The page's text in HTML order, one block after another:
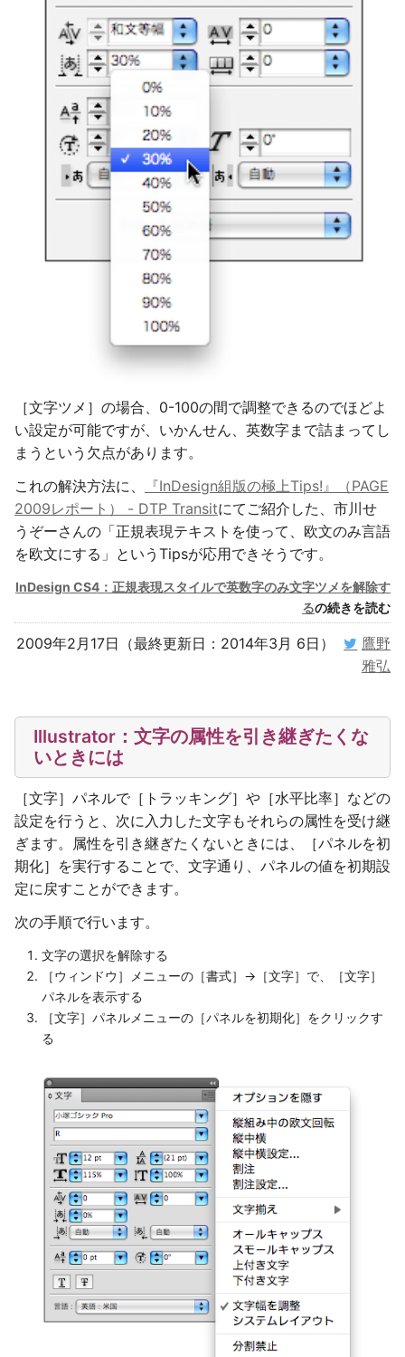
［文字ツメ］の場合、0-100の間で調整できるのでほどよ
い設定が可能ですが、いかんせん、英数字まで詰まってし
まうという欠点があります。
これの解決方法に、
『InDesign組版の極上Tips!』（PAGE
2009レポート） - DTP Transitにてご紹介した、市川せ
うぞーさんの「正規表現テキストを使って、欧文のみ言語
を欧文にする」というTipsが応用できそうです。
InDesign CS4：正規表現スタイルで英数字のみ文字ツメを解除す
るの続きを読む
2009年2月17日（最終更新日：2014年3月 6日）
鷹野
雅弘
Illustrator：文字の属性を引き継ぎたくな
いときには
［文字］パネルで［トラッキング］や［水平比率］などの
設定を行うと、次に入力した文字もそれらの属性を受け継
ぎます。属性を引き継ぎたくないときには、［パネルを初
期化］を実行することで、文字通り、パネルの値を初期設
定に戻すことができます。
次の手順で行います。
文字の選択を解除する
［ウィンドウ］メニューの［書式］→［文字］で、［文字］
パネルを表示する
［文字］パネルメニューの［パネルを初期化］をクリックす
る